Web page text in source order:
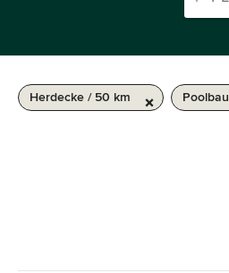
Herdecke / 50 km Poolbau